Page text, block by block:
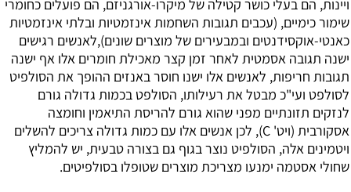
ויינות, הם בעלי כושר קטילה של מיקרו-אורגניזם, הם פועלים כחומרי
שימור כימיים, (עכבים תגובות השחמות אינזמטיות ובלתי אינזמטיות
כאנטי-אוקסידנטים ובמבעירים של מוצרים שונים),לאנשים רגישים
ישנה תגובה אסמטית לאחר זמן קצר מאכילת חומרים אלו אף ישנה
תגובות חריפות, לאנשים אלו ישנו חוסר באנזים ההופך את הסולפיט
לסולפט ועי"כ מבטל את רעילותו, הסולפט בכמות גדולה גורם
לנזקים תזונתיים מפני שהוא גורם להריסת התיאמין וחומצה
אסקורבית (ויט' C), לכן אנשים אלו עם כמות גדולה צריכים להשלים
ויטמינים אלה, הסולפיט נוצר בגוף גם בצורה טבעית, יש להמליץ
שחולי אסטמה ימנעו מצריכת מוצרים שטופלו בסולפיטים.